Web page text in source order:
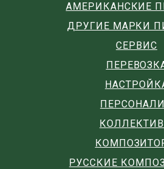
АМЕРИКАНСКИЕ
ДРУГИЕ МАРКИ
СЕРВИС
РУССКИЕ